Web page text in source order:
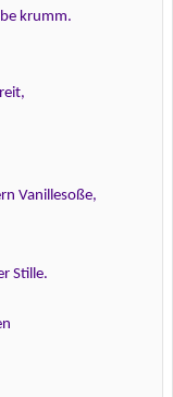
krumm.
Vanillesoße,
Stille.